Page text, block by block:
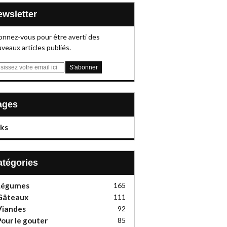
vous pour être averti des
articles publiés.
165
111
92
le gouter 85